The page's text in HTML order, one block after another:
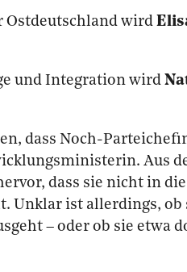
Ostdeutschland wird
und Integration wird
dass Noch-
Aus
dass sie nicht in
Unklar ist allerdings, ob
– oder ob sie etwa